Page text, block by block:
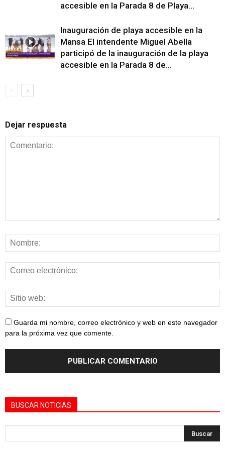
accesible en la Parada 8 de Playa...
Inauguración de playa accesible en la
Mansa El intendente Miguel Abella
participó de la inauguración de la playa
accesible en la Parada 8 de...
Dejar respuesta
Guarda mi nombre, correo electrónico y web en este navegador
para la próxima vez que comente.
BUSCAR NOTICIAS